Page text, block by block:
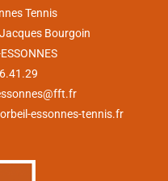
g
a
m
Tennis
Bourgoin
essonnes-tennis.fr